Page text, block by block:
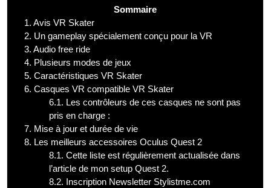
Sommaire
1. Avis VR Skater
2. Un gameplay spécialement conçu pour la VR
3. Audio free ride
4. Plusieurs modes de jeux
5. Caractéristiques VR Skater
6. Casques VR compatible VR Skater
6.1. Les contrôleurs de ces casques ne sont pas
pris en charge :
7. Mise à jour et durée de vie
8. Les meilleurs accessoires Oculus Quest 2
8.1. Cette liste est régulièrement actualisée dans
l’article de mon setup Quest 2.
8.2. Inscription Newsletter Stylistme.com